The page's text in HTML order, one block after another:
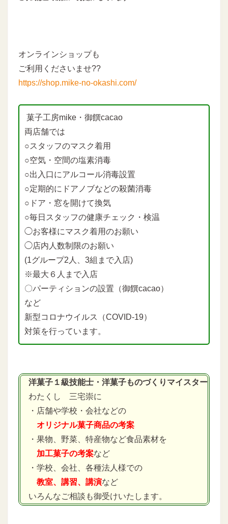
オンラインショップも
ご利用くださいませ??
https://shop.mike-no-okashi.com/
菓子工房mike・御饌cacao
両店舗では
○スタッフのマスク着用
○空気・空間の塩素消毒
○出入口にアルコール消毒設置
○定期的にドアノブなどの殺菌消毒
○ドア・窓を開けて換気
○毎日スタッフの健康チェック・検温
◯お客様にマスク着用のお願い
◯店内人数制限のお願い
(1グループ2人、3組まで入店)
※最大６人まで入店
〇パーティションの設置（御饌cacao）
など
新型コロナウイルス（COVID-19）
対策を行っています。
洋菓子１級技能士・洋菓子ものづくりマイスター
わたくし 三宅崇に
・店舗や学校・会社などの
オリジナル菓子商品の考案
・果物、野菜、特産物など食品素材を
加工菓子の考案など
・学校、会社、各種法人様での
教室、講習、講演など
いろんなご相談も御受けいたします。